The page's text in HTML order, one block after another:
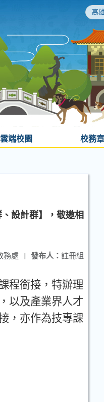
高
雲端校園 校務
設計群】，敬邀相
發布人： 註冊組
務處 |
程銜接 ， 特辦理
， 以及產業界人才
， 亦作為技專課